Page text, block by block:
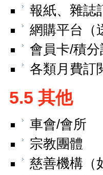
報紙、雜誌
網購平台（
會員卡/積分
各類月費訂
5.5 其他
車會/會所
宗教團體
慈善機構（